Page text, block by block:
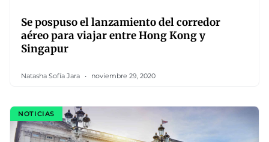
Se pospuso el lanzamiento del corredor
aéreo para viajar entre Hong Kong y
Singapur
Natasha Sofía Jara noviembre 29, 2020
NOTICIAS